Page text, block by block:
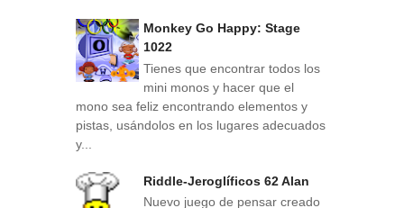
Monkey Go Happy: Stage
1022
Tienes que encontrar todos los
mini monos y hacer que el
mono sea feliz encontrando elementos y
pistas, usándolos en los lugares adecuados
y...
Riddle-Jeroglíficos 62 Alan
Nuevo juego de pensar creado